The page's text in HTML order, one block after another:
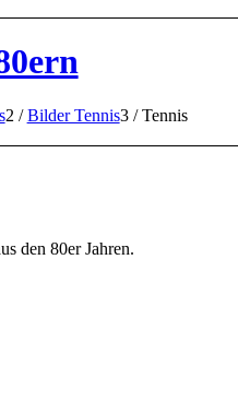
2 / Bilder Tennis3 / Tennis
den 80er Jahren.